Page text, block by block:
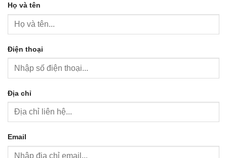
Họ và tên
Điện thoại
Địa chỉ
Email